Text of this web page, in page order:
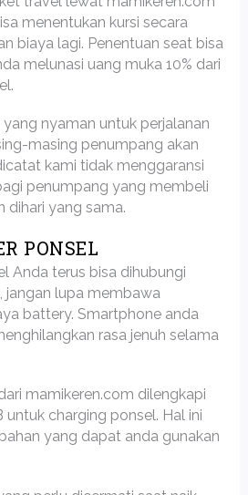
menentukan kursi secara
biaya lagi. Penentuan seat bisa
melunasi uang muka 10% dari
yang nyaman untuk perjalanan
masing penumpang akan
kami tidak menggaransi
penumpang yang membeli
dihari yang sama.
PONSEL
Anda terus bisa dihubungi
jangan lupa membawa
battery. Smartphone anda
rasa jenuh selama
mamikeren.com dilengkapi
untuk charging ponsel. Hal ini
yang dapat anda gunakan